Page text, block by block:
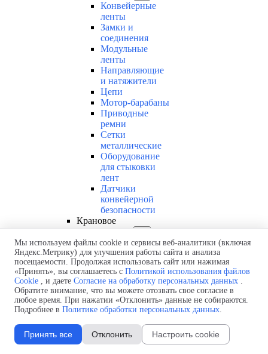
Конвейерные
ленты
Замки и
соединения
Модульные
ленты
Направляющие
и натяжители
Цепи
Мотор-барабаны
Приводные
ремни
Сетки
металлические
Оборудование
для стыковки
лент
Датчики
конвейерной
безопасности
Крановое
Кабельные
тележки
Пульты
управления
Кабельные
барабаны
Канатные и
электротали
Шинопроводы
Мы используем файлы cookie и сервисы веб-аналитики (включая
Яндекс.Метрику) для улучшения работы сайта и анализа
посещаемости. Продолжая использовать сайт или нажимая
«Принять», вы соглашаетесь с Политикой использования файлов
Cookie , и даете Согласие на обработку персональных данных .
Обратите внимание, что вы можете отозвать свое согласие в
любое время. При нажатии «Отклонить» данные не собираются.
Подробнее в Политике обработки персональных данных.
Принять все Отклонить Настроить cookie